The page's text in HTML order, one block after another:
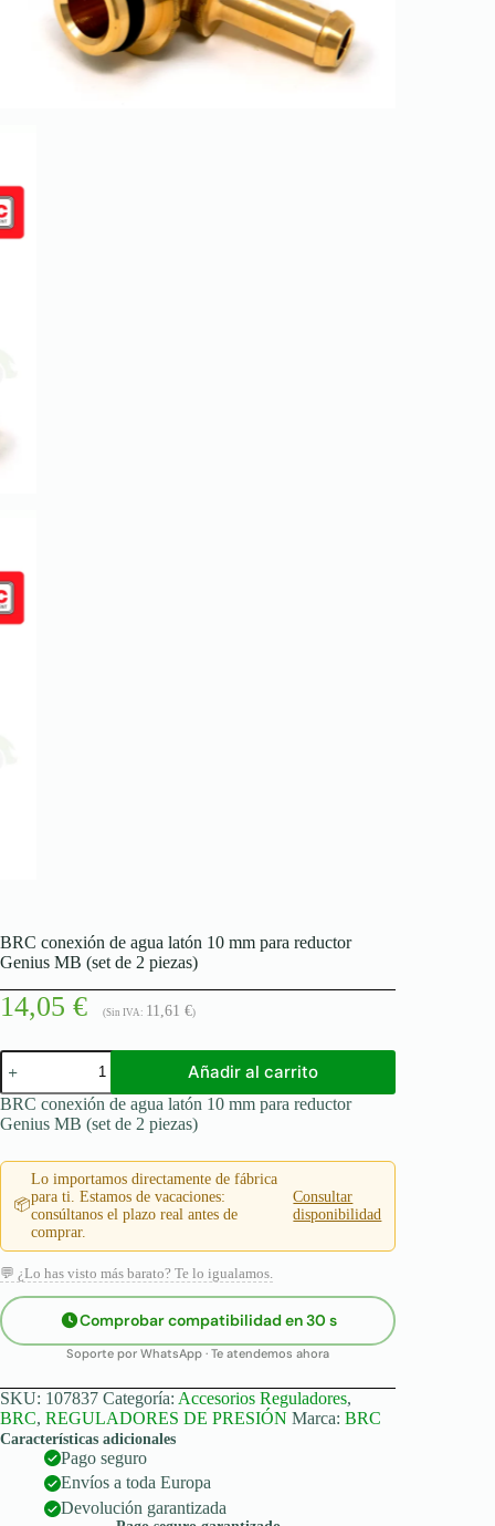
BRC conexión de agua latón 10 mm para reductor
Genius MB (set de 2 piezas)
14,05 € (Sin IVA: 11,61 €)
BRC
conexión
de
agua
latón
mm
reductor
Genius
MB
(set
de
2
piezas)
cantidad
Añadir al carrito
BRC conexión de agua latón 10 mm para reductor
Genius MB (set de 2 piezas)
📦
Lo importamos directamente de fábrica
para ti. Estamos de vacaciones:
consúltanos el plazo real antes de
comprar.
Consultar
disponibilidad
💬 ¿Lo has visto más barato? Te lo igualamos.
Comprobar compatibilidad en 30 s
Soporte por WhatsApp · Te atendemos ahora
SKU: 107837 Categoría: Accesorios Reguladores,
BRC, REGULADORES DE PRESIÓN Marca: BRC
Características adicionales
Pago seguro
Envíos a toda Europa
Devolución garantizada